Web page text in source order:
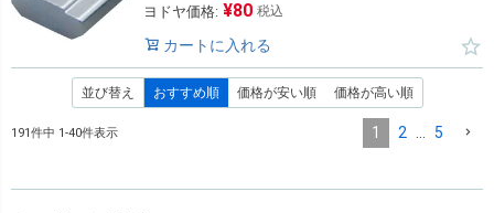
ヨドヤ価格: ¥80 税込
カートに入れる
並び替え おすすめ順 価格が安い順 価格が高い順
191件中 1-40件表示 1 2 … 5